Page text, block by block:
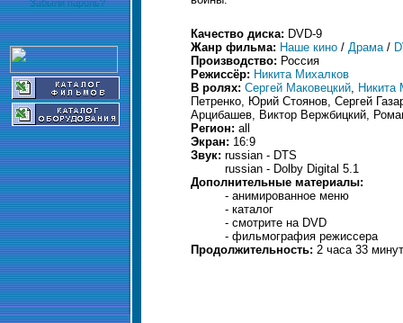
Забыли пароль?
Качество диска: DVD-9
Жанр фильма: Наше кино / Драма/
Производство: Россия
Режиссёр: Никита Михалков
В ролях: Сергей Маковецкий, Никита
Петренко, Юрий Стоянов, Сергей
Арцибашев, Виктор Вержбицкий,
Регион: all
Экран: 16:9
Звук: russian - DTS
russian - Dolby Digital 5.1
Дополнительные материалы:
- анимированное меню
- каталог
- смотрите на DVD
- фильмография режиссера
Продолжительность: 2 часа 33